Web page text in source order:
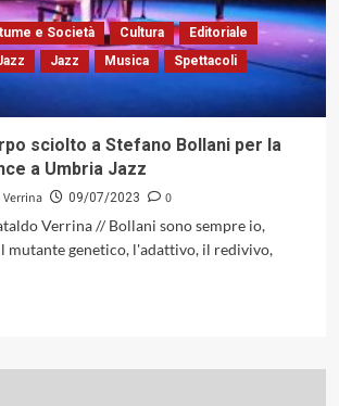
magistralis
e Società Cultura
Editoriale
Jazz Musica
Spettacoli
sciolto a Stefano Bollani per la
a Umbria Jazz
Verrina 09/07/2023
0
Verrina // Bollani sono sempre io,
mutante genetico, l'adattivo, il redivivo,